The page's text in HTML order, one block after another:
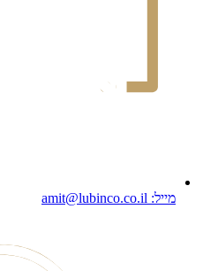
מייל: amit@lubinco.co.il